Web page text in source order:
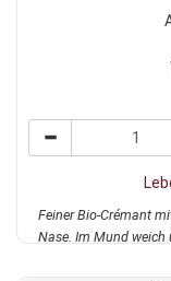
Feiner Bio-Crémant
Nase. Im Mund weich